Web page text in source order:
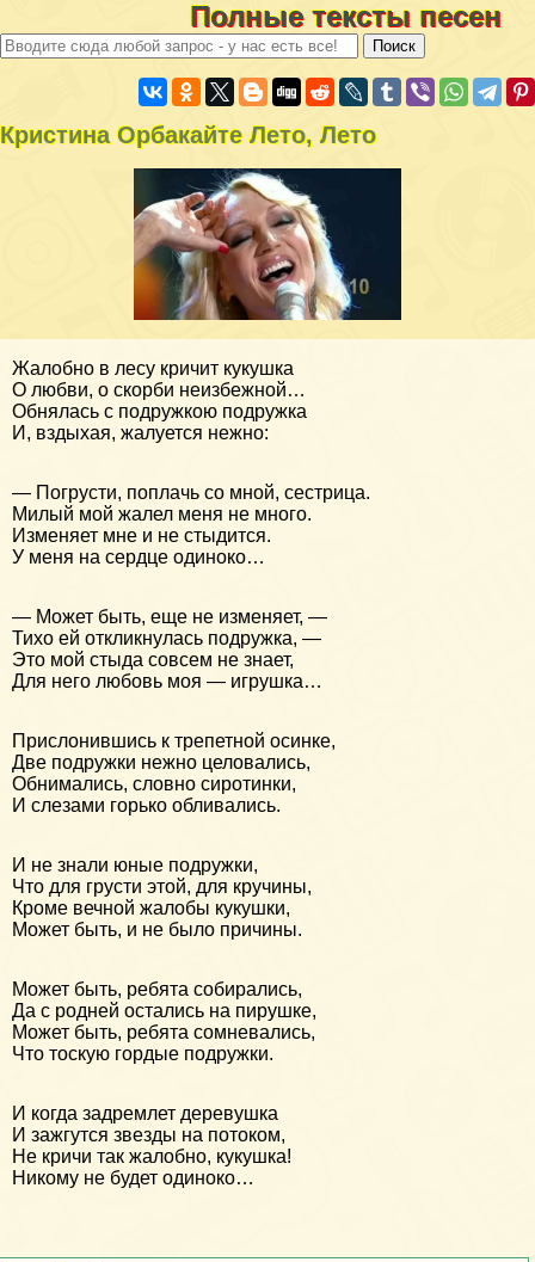
Полные тексты песен
Кристина Орбакайте Лето, Лето
Жалобно в лесу кричит кукушка
О любви, о скорби неизбежной…
Обнялась с подружкою подружка
И, вздыхая, жалуется нежно:
— Погрусти, поплачь со мной, сестрица.
Милый мой жалел меня не много.
Изменяет мне и не стыдится.
У меня на сердце одиноко…
— Может быть, еще не изменяет, —
Тихо ей откликнулась подружка, —
Это мой стыда совсем не знает,
Для него любовь моя — игрушка…
Прислонившись к трепетной осинке,
Две подружки нежно целовались,
Обнимались, словно сиротинки,
И слезами горько обливались.
И не знали юные подружки,
Что для грусти этой, для кручины,
Кроме вечной жалобы кукушки,
Может быть, и не было причины.
Может быть, ребята собирались,
Да с родней остались на пирушке,
Может быть, ребята сомневались,
Что тоскую гордые подружки.
И когда задремлет деревушка
И зажгутся звезды на потоком,
Не кричи так жалобно, кукушка!
Никому не будет одиноко…